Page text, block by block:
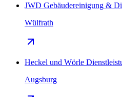
JWD Gebäudereinigung &
Wülfrath
Heckel und Wörle
Augsburg